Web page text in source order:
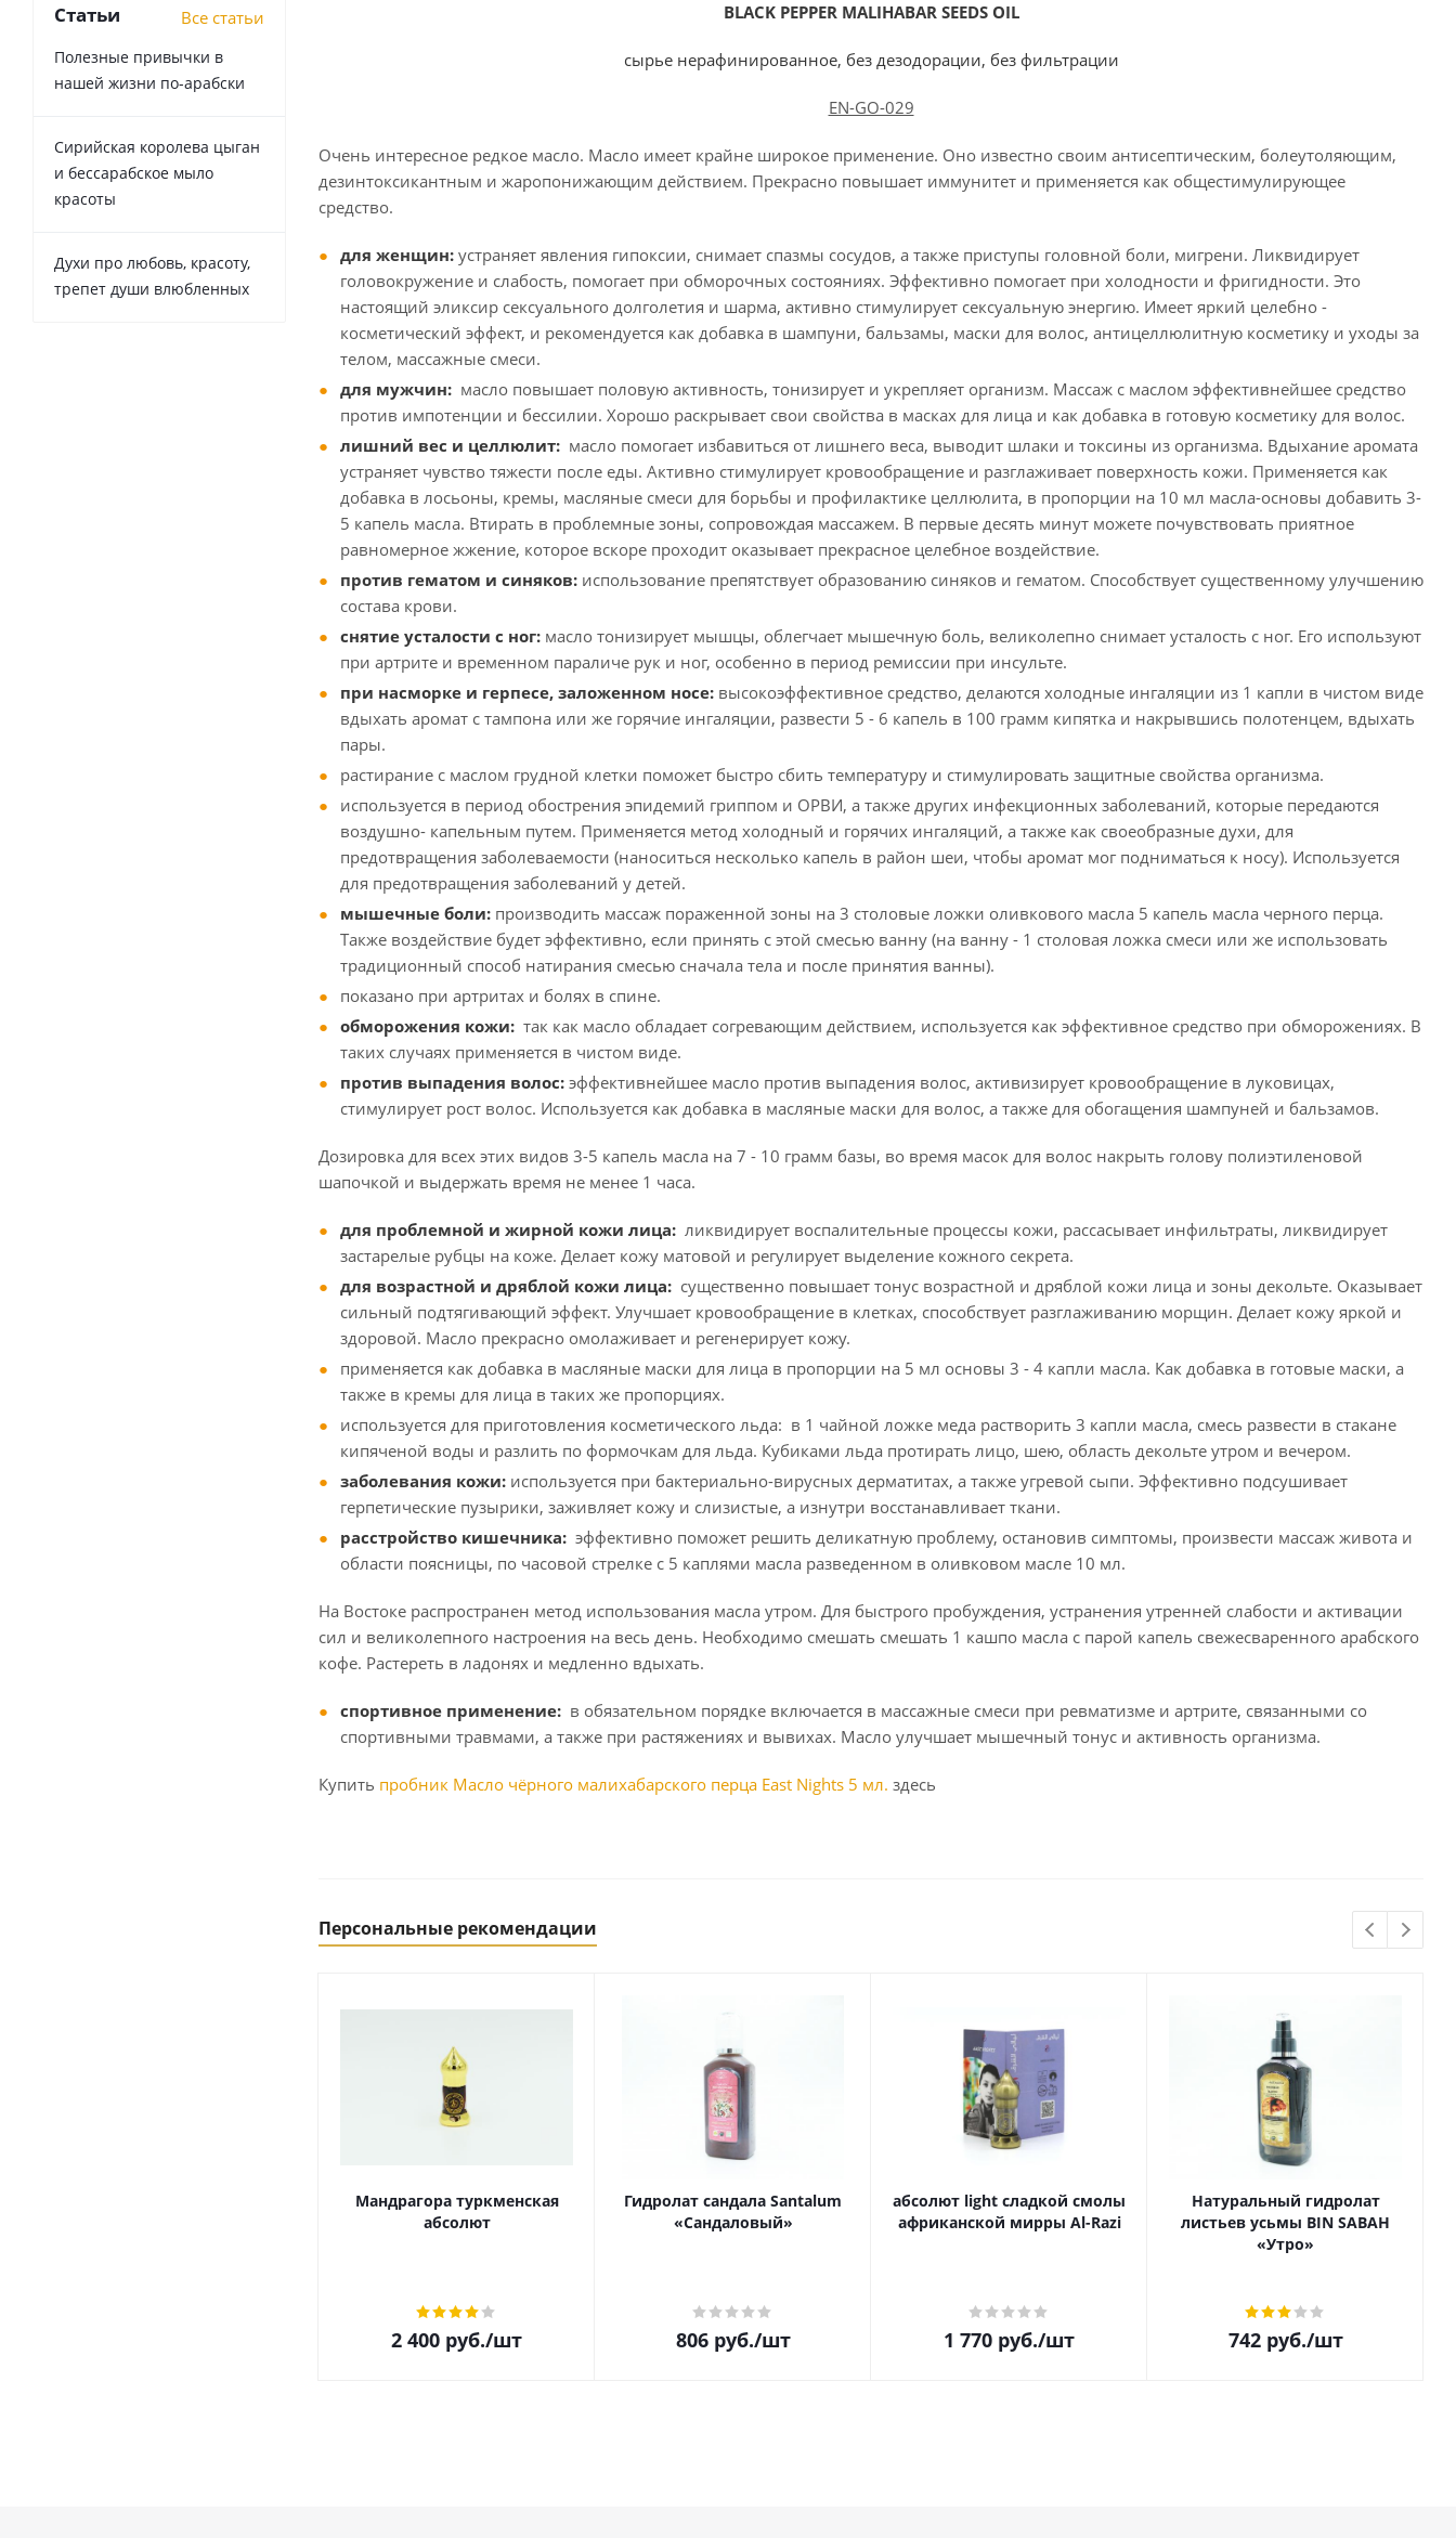
BLACK PEPPER MALIHABAR SEEDS OIL
сырье нерафинированное, без дезодорации, без фильтрации
EN-GO-029
Очень интересное редкое масло. Масло имеет крайне широкое применение. Оно известно своим антисептическим, болеутоляющим,
дезинтоксикантным и жаропонижающим действием. Прекрасно повышает иммунитет и применяется как общестимулирующее
средство.
для женщин: устраняет явления гипоксии, снимает спазмы сосудов, а также приступы головной боли, мигрени. Ликвидирует
головокружение и слабость, помогает при обморочных состояниях. Эффективно помогает при холодности и фригидности. Это
настоящий эликсир сексуального долголетия и шарма, активно стимулирует сексуальную энергию. Имеет яркий целебно -
косметический эффект, и рекомендуется как добавка в шампуни, бальзамы, маски для волос, антицеллюлитную косметику и уходы за
телом, массажные смеси.
для мужчин: масло повышает половую активность, тонизирует и укрепляет организм. Массаж с маслом эффективнейшее средство
против импотенции и бессилии. Хорошо раскрывает свои свойства в масках для лица и как добавка в готовую косметику для волос.
лишний вес и целлюлит: масло помогает избавиться от лишнего веса, выводит шлаки и токсины из организма. Вдыхание аромата
устраняет чувство тяжести после еды. Активно стимулирует кровообращение и разглаживает поверхность кожи. Применяется как
добавка в лосьоны, кремы, масляные смеси для борьбы и профилактике целлюлита, в пропорции на 10 мл масла-основы добавить 3-
5 капель масла. Втирать в проблемные зоны, сопровождая массажем. В первые десять минут можете почувствовать приятное
равномерное жжение, которое вскоре проходит оказывает прекрасное целебное воздействие.
против гематом и синяков: использование препятствует образованию синяков и гематом. Способствует существенному улучшению
состава крови.
снятие усталости с ног: масло тонизирует мышцы, облегчает мышечную боль, великолепно снимает усталость с ног. Его используют
при артрите и временном параличе рук и ног, особенно в период ремиссии при инсульте.
при насморке и герпесе, заложенном носе: высокоэффективное средство, делаются холодные ингаляции из 1 капли в чистом виде
вдыхать аромат с тампона или же горячие ингаляции, развести 5 - 6 капель в 100 грамм кипятка и накрывшись полотенцем, вдыхать
пары.
растирание с маслом грудной клетки поможет быстро сбить температуру и стимулировать защитные свойства организма.
используется в период обострения эпидемий гриппом и ОРВИ, а также других инфекционных заболеваний, которые передаются
воздушно- капельным путем. Применяется метод холодный и горячих ингаляций, а также как своеобразные духи, для
предотвращения заболеваемости (наноситься несколько капель в район шеи, чтобы аромат мог подниматься к носу). Используется
для предотвращения заболеваний у детей.
мышечные боли: производить массаж пораженной зоны на 3 столовые ложки оливкового масла 5 капель масла черного перца.
Также воздействие будет эффективно, если принять с этой смесью ванну (на ванну - 1 столовая ложка смеси или же использовать
традиционный способ натирания смесью сначала тела и после принятия ванны).
показано при артритах и болях в спине.
обморожения кожи: так как масло обладает согревающим действием, используется как эффективное средство при обморожениях. В
таких случаях применяется в чистом виде.
против выпадения волос: эффективнейшее масло против выпадения волос, активизирует кровообращение в луковицах,
стимулирует рост волос. Используется как добавка в масляные маски для волос, а также для обогащения шампуней и бальзамов.
Дозировка для всех этих видов 3-5 капель масла на 7 - 10 грамм базы, во время масок для волос накрыть голову полиэтиленовой
шапочкой и выдержать время не менее 1 часа.
для проблемной и жирной кожи лица: ликвидирует воспалительные процессы кожи, рассасывает инфильтраты, ликвидирует
застарелые рубцы на коже. Делает кожу матовой и регулирует выделение кожного секрета.
для возрастной и дряблой кожи лица: существенно повышает тонус возрастной и дряблой кожи лица и зоны декольте. Оказывает
сильный подтягивающий эффект. Улучшает кровообращение в клетках, способствует разглаживанию морщин. Делает кожу яркой и
здоровой. Масло прекрасно омолаживает и регенерирует кожу.
применяется как добавка в масляные маски для лица в пропорции на 5 мл основы 3 - 4 капли масла. Как добавка в готовые маски, а
также в кремы для лица в таких же пропорциях.
используется для приготовления косметического льда: в 1 чайной ложке меда растворить 3 капли масла, смесь развести в стакане
кипяченой воды и разлить по формочкам для льда. Кубиками льда протирать лицо, шею, область декольте утром и вечером.
заболевания кожи: используется при бактериально-вирусных дерматитах, а также угревой сыпи. Эффективно подсушивает
герпетические пузырики, заживляет кожу и слизистые, а изнутри восстанавливает ткани.
расстройство кишечника: эффективно поможет решить деликатную проблему, остановив симптомы, произвести массаж живота и
области поясницы, по часовой стрелке с 5 каплями масла разведенном в оливковом масле 10 мл.
На Востоке распространен метод использования масла утром. Для быстрого пробуждения, устранения утренней слабости и активации
сил и великолепного настроения на весь день. Необходимо смешать смешать 1 кашпо масла с парой капель свежесваренного арабского
кофе. Растереть в ладонях и медленно вдыхать.
спортивное применение: в обязательном порядке включается в массажные смеси при ревматизме и артрите, связанными со
спортивными травмами, а также при растяжениях и вывихах. Масло улучшает мышечный тонус и активность организма.
Купить пробник Масло чёрного малихабарского перца East Nights 5 мл. здесь
Персональные рекомендации
Мандрагора туркменская
абсолют
2 400 руб./шт
Гидролат сандала Santalum
«Сандаловый»
806руб./шт
абсолют light сладкой смолы
африканской мирры Al-Razi
1 770 руб./шт
Натуральный гидролат
листьев усьмы BIN SABAH
«Утро»
742руб./шт
Статьи Все статьи
Полезные привычки в
нашей жизни по-арабски
Сирийская королева цыган
и бессарабское мыло
красоты
Духи про любовь, красоту,
трепет души влюбленных